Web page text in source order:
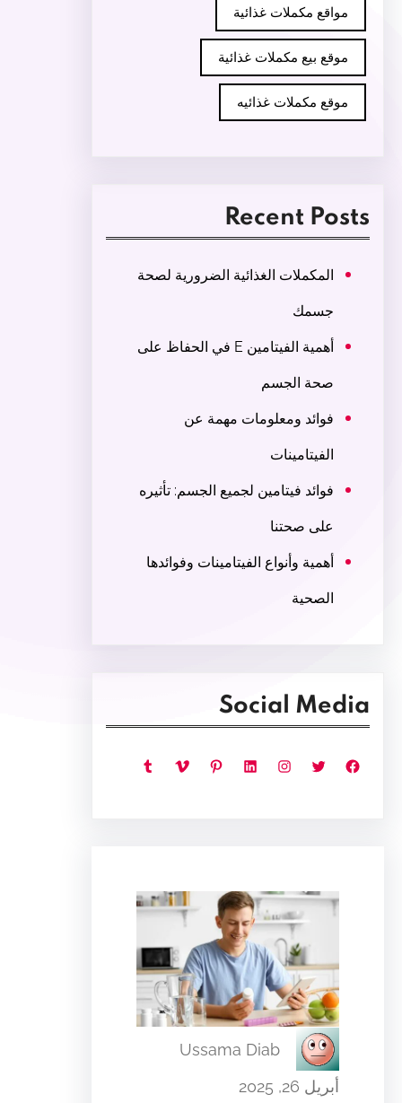
مواقع مكملات غذائية
موقع بيع مكملات غذائية
موقع مكملات غذائيه
Recent Posts
المكملات الغذائية الضرورية لصحة
جسمك
أهمية الفيتامين E في الحفاظ على
صحة الجسم
فوائد ومعلومات مهمة عن
الفيتامينات
فوائد فيتامين لجميع الجسم: تأثيره
على صحتنا
أهمية وأنواع الفيتامينات وفوائدها
الصحية
Social Media
فيسبوك تويتر إنستجرام لينكد إن بينتريست فيميو تمبلر
Ussama Diab
أبريل 26, 2025